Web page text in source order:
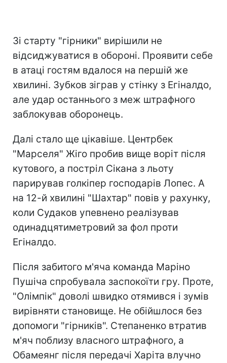
Зі старту "гірники" вирішили не
відсиджуватися в обороні. Проявити себе
в атаці гостям вдалося на першій же
хвилині. Зубков зіграв у стінку з Егіналдо,
але удар останнього з меж штрафного
заблокував оборонець.
Далі стало ще цікавіше. Центрбек
"Марселя" Жіго пробив вище воріт після
кутового, а постріл Сікана з льоту
парирував голкіпер господарів Лопес. А
на 12-й хвилині "Шахтар" повів у рахунку,
коли Судаков упевнено реалізував
одинадцятиметровий за фол проти
Егіналдо.
Після забитого м'яча команда Маріно
Пушіча спробувала заспокоїти гру. Проте,
"Олімпік" доволі швидко отямився і зумів
вирівняти становище. Не обійшлося без
допомоги "гірників". Степаненко втратив
м'яч поблизу власного штрафного, а
Обамеянг після передачі Харіта влучно